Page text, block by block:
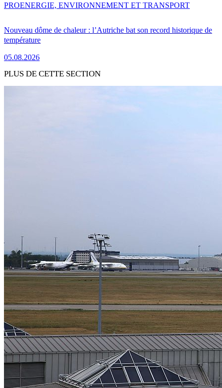
Nouveau dôme de chaleur : l’Autriche bat son record historique de
température
05.08.2026
PROENERGIE, ENVIRONNEMENT ET TRANSPORT
PLUS DE CETTE SECTION